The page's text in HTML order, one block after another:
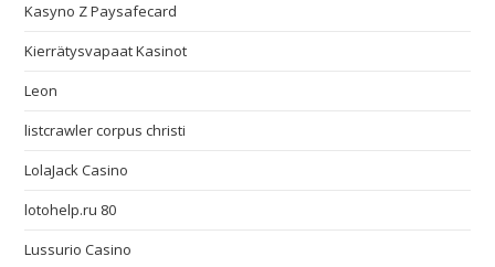
Kasyno Z Paysafecard
Kierrätysvapaat Kasinot
Leon
listcrawler corpus christi
LolaJack Casino
lotohelp.ru 80
Lussurio Casino